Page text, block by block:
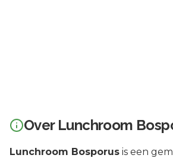
Over Lunchroom
Lunchroom Bosporus is een